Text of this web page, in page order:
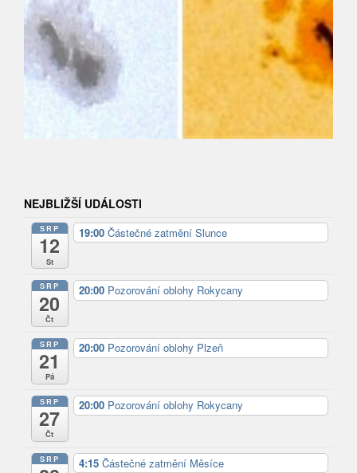
NEJBLIŽŠÍ UDÁLOSTI
SRP
12
St
19:00 Částečné zatmění Slunce
SRP
20
Čt
20:00 Pozorování oblohy Rokycany
SRP
21
Pá
20:00 Pozorování oblohy Plzeň
SRP
27
Čt
20:00 Pozorování oblohy Rokycany
SRP 4:15 Částečné zatmění Měsíce